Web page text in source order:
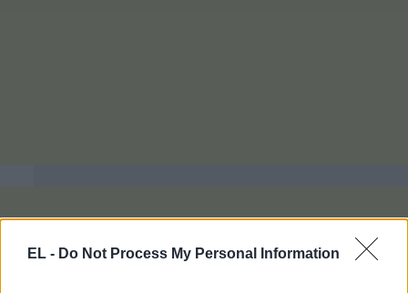
EL - Do Not Process My Personal Information